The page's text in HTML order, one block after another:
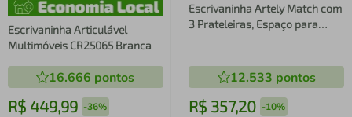
Escrivaninha Articulável
Multimóveis CR25065 Branca
16.666 pontos
R$ 449,99 -36%
Escrivaninha Artely Match com
3 Prateleiras, Espaço para
12.533 pontos
R$ 357,20 -10%